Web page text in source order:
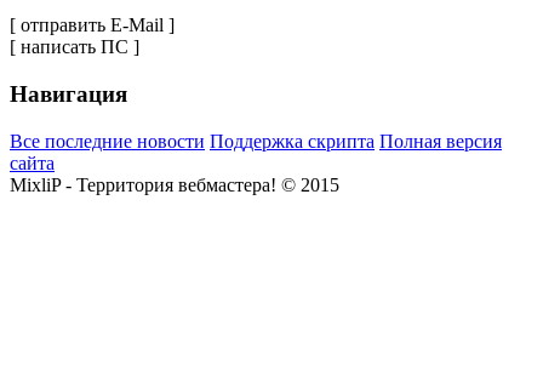
[ отправить E-Mail ]
[ написать ПС ]
Навигация
Все последние новости Поддержка скрипта Полная версия
сайта
MixliP - Территория вебмастера! © 2015